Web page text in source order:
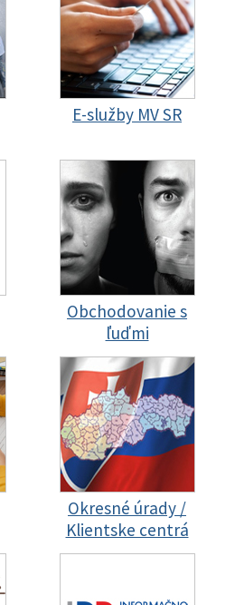
E-služby MV SR
Obchodovanie s
ľuďmi
Okresné úrady /
Klientske centrá